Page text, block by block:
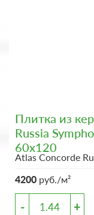
Плитка из
Russia
60x120
Atlas Concorde
4200 руб./м²
- +